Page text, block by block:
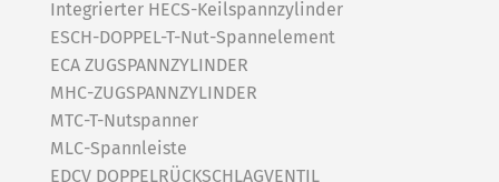
Integrierter HECS-Keilspannzylinder
ESCH-DOPPEL-T-Nut-Spannelement
ECA ZUGSPANNZYLINDER
MHC-ZUGSPANNZYLINDER
MTC-T-Nutspanner
MLC-Spannleiste
EDCV DOPPELRÜCKSCHLAGVENTIL